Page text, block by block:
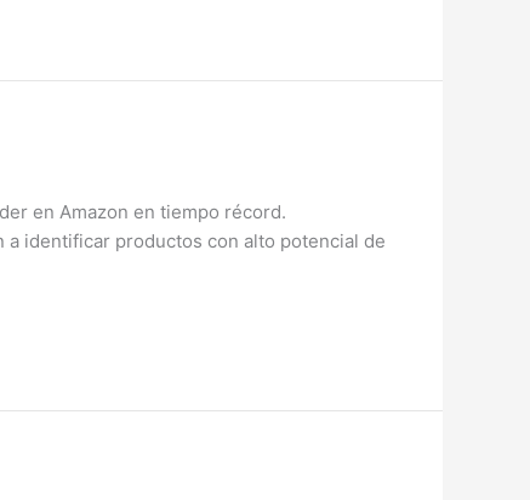
en Amazon en tiempo récord.
identificar productos con alto potencial de